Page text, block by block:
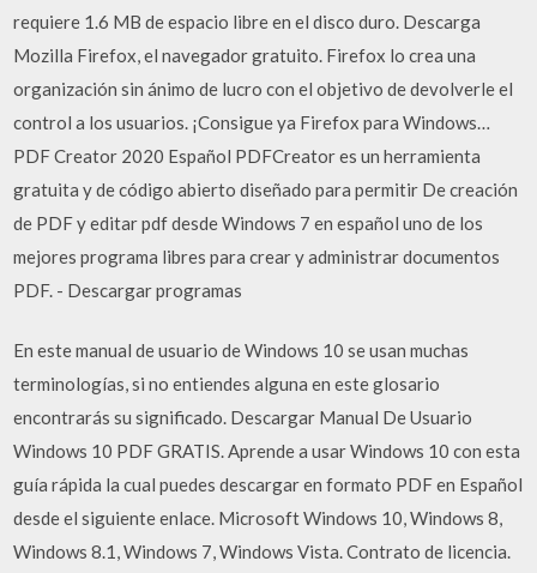
requiere 1.6 MB de espacio libre en el disco duro. Descarga
Mozilla Firefox, el navegador gratuito. Firefox lo crea una
organización sin ánimo de lucro con el objetivo de devolverle el
control a los usuarios. ¡Consigue ya Firefox para Windows…
PDF Creator 2020 Español PDFCreator es un herramienta
gratuita y de código abierto diseñado para permitir De creación
de PDF y editar pdf desde Windows 7 en español uno de los
mejores programa libres para crear y administrar documentos
PDF. - Descargar programas
En este manual de usuario de Windows 10 se usan muchas
terminologías, si no entiendes alguna en este glosario
encontrarás su significado. Descargar Manual De Usuario
Windows 10 PDF GRATIS. Aprende a usar Windows 10 con esta
guía rápida la cual puedes descargar en formato PDF en Español
desde el siguiente enlace. Microsoft Windows 10, Windows 8,
Windows 8.1, Windows 7, Windows Vista. Contrato de licencia.